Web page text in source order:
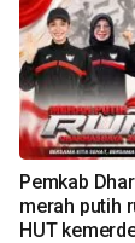
Pemkab
merah putih
HUT